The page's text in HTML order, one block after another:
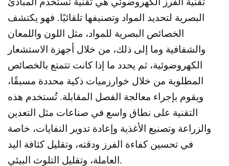
البصرية لتحديد المواد وتصنيفها تلقائيًا. فهو يكتشف
الخصائص البصرية للمواد، مثل اللون واللمعان
والشفافية وما إلى ذلك، من خلال أجهزة الاستشعار
الكهروضوئية، ثم يحدد ما إذا كانت تتمتع بالخصائص
المطلوبة من خلال خوارزميات ذكية محددة مسبقًا،
ويقوم بإجراء معالجة الفصل المقابلة. تُستخدم هذه
التقنية على نطاق واسع في صناعات مثل التعدين
والزراعة وتصنيع الأغذية وإعادة تدوير النفايات، خاصة
في تحسين كفاءة الفرز ودقته، وتقليل كثافة اليد
العاملة، وتقليل التلوث البيئي.